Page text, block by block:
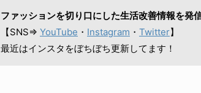
ファッションを切り口にした生活改善情報を発
【SNS⇒ YouTube ・ Instagram ・ Twitter】
最近はインスタをぼちぼち更新してます！